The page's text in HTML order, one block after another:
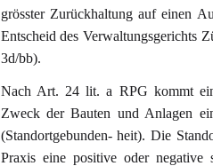
grösster Zurückhaltung auf einen
Entscheid des Verwaltungsgerichts
3d/bb).
Nach Art. 24 lit. a RPG kommt
Zweck der Bauten und Anlagen
(Standortgebunden- heit). Die
Praxis eine positive oder negative